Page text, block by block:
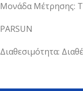
Μονάδα Μέτρησης:
PARSUN
Διαθεσιμότητα: